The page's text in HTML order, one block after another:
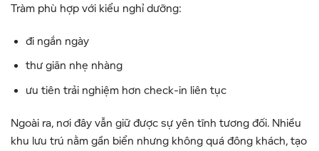
Tràm phù hợp với kiểu nghỉ dưỡng:
đi ngắn ngày
thư giãn nhẹ nhàng
ưu tiên trải nghiệm hơn check-in liên tục
Ngoài ra, nơi đây vẫn giữ được sự yên tĩnh tương đối. Nhiều
khu lưu trú nằm gần biển nhưng không quá đông khách, tạo